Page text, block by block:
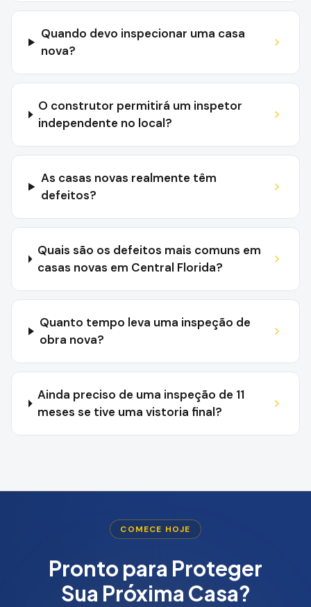
Quando devo inspecionar uma casa
nova?
O construtor permitirá um inspetor
independente no local?
As casas novas realmente têm
defeitos?
Quais são os defeitos mais comuns em
casas novas em Central Florida?
Quanto tempo leva uma inspeção de
obra nova?
Ainda preciso de uma inspeção de 11
meses se tive uma vistoria final?
COMECE HOJE
Pronto para Proteger
Sua Próxima Casa?